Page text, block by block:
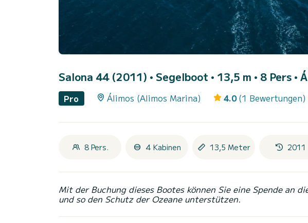
Salona 44 (2011) • Segelboot • 13,5 m • 8 Pers •
Pro Álimos (Alimos Marina) 4.0 (1 Bewertungen)
8 Pers. 4 Kabinen 13,5 Meter 2011
Mit der Buchung dieses Bootes können Sie eine Spende an
und so den Schutz der Ozeane unterstützen.